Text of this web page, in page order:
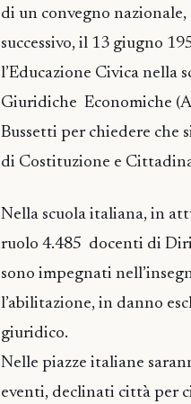
di un convegno
successivo, il 13 giugno
l’Educazione Civica nella
Giuridiche Economiche
Bussetti per chiedere che
di Costituzione e
Nella scuola italiana, in
ruolo 4.485 docenti di
sono impegnati
l’abilitazione, in danno
giuridico.
Nelle piazze italiane
eventi, declinati città per